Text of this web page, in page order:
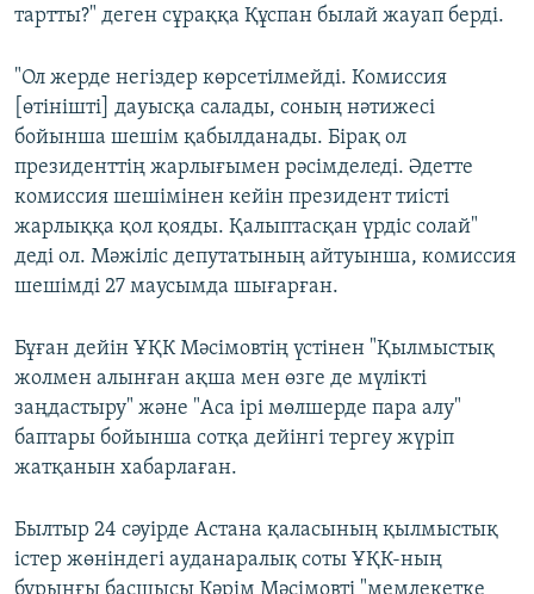
тартты?" деген сұраққа Құспан былай жауап берді.
"Ол жерде негіздер көрсетілмейді. Комиссия
[өтінішті] дауысқа салады, соның нәтижесі
бойынша шешім қабылданады. Бірақ ол
президенттің жарлығымен рәсімделеді. Әдетте
комиссия шешімінен кейін президент тиісті
жарлыққа қол қояды. Қалыптасқан үрдіс солай"
деді ол. Мәжіліс депутатының айтуынша, комиссия
шешімді 27 маусымда шығарған.
Бұған дейін ҰҚК Мәсімовтің үстінен "Қылмыстық
жолмен алынған ақша мен өзге де мүлікті
заңдастыру" және "Аса ірі мөлшерде пара алу"
баптары бойынша сотқа дейінгі тергеу жүріп
жатқанын хабарлаған.
Былтыр 24 сәуірде Астана қаласының қылмыстық
істер жөніндегі ауданаралық соты ҰҚК-ның